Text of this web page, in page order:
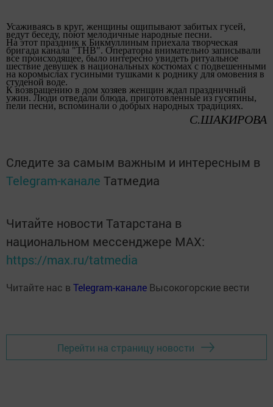
Усаживаясь в круг, женщины ощипывают забитых гусей,
ведут беседу, поют мелодичные народные песни.
На этот праздник к Бикмуллиным приехала творческая
бригада канала "ТНВ". Операторы внимательно записывали
все происходящее, было интересно увидеть ритуальное
шествие девушек в национальных костюмах с подвешенными
на коромыслах гусиными тушками к роднику для омовения в
студеной воде.
К возвращению в дом хозяев женщин ждал праздничный
ужин. Люди отведали блюда, приготовленные из гусятины,
пели песни, вспоминали о добрых народных традициях.
С.ШАКИРОВА
Следите за самым важным и интересным в
Telegram-канале Татмедиа
Читайте новости Татарстана в
национальном мессенджере MАХ:
https://max.ru/tatmedia
Читайте нас в Telegram-канале Высокогорские вести
Перейти на страницу новости